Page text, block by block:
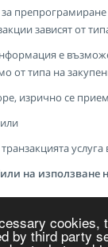
cookies,
by third party
зависят от
е
от типа на
изрично се
транзакцията
на използване